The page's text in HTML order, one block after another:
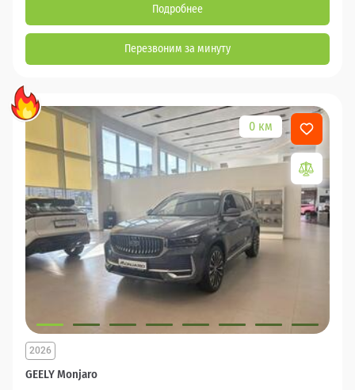
Подробнее
Перезвоним за минуту
0 км
GEELY Monjaro
2026